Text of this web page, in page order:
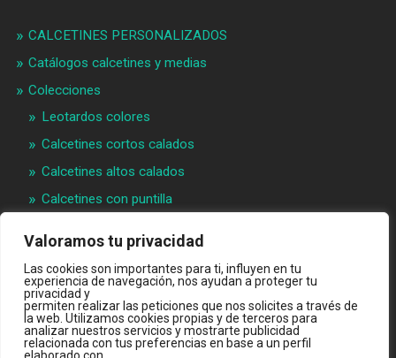
Valoramos tu privacidad
Las cookies son importantes para ti, influyen en tu
experiencia de navegación, nos ayudan a proteger tu
privacidad y
permiten realizar las peticiones que nos solicites a través de
la web. Utilizamos cookies propias y de terceros para
analizar nuestros servicios y mostrarte publicidad
relacionada con tus preferencias en base a un perfil
CALCETINES PERSONALIZADOS
Catálogos calcetines y medias
Colecciones
Leotardos colores
Calcetines cortos calados
Calcetines altos calados
Calcetines con puntilla
Materias primeras
Videos
Quiénes somos
Contacto